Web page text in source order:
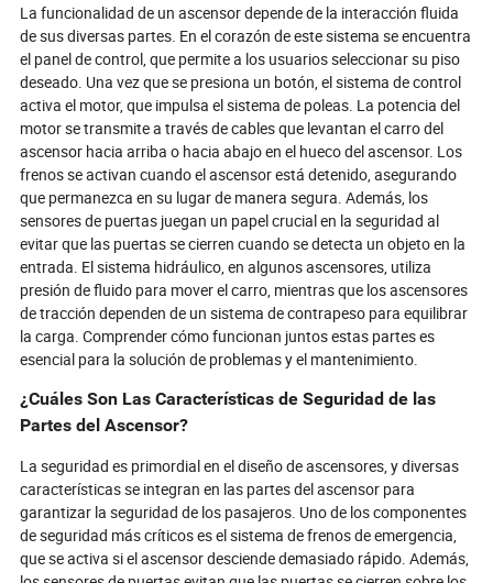
La funcionalidad de un ascensor depende de la interacción fluida
de sus diversas partes. En el corazón de este sistema se encuentra
el panel de control, que permite a los usuarios seleccionar su piso
deseado. Una vez que se presiona un botón, el sistema de control
activa el motor, que impulsa el sistema de poleas. La potencia del
motor se transmite a través de cables que levantan el carro del
ascensor hacia arriba o hacia abajo en el hueco del ascensor. Los
frenos se activan cuando el ascensor está detenido, asegurando
que permanezca en su lugar de manera segura. Además, los
sensores de puertas juegan un papel crucial en la seguridad al
evitar que las puertas se cierren cuando se detecta un objeto en la
entrada. El sistema hidráulico, en algunos ascensores, utiliza
presión de fluido para mover el carro, mientras que los ascensores
de tracción dependen de un sistema de contrapeso para equilibrar
la carga. Comprender cómo funcionan juntos estas partes es
esencial para la solución de problemas y el mantenimiento.
¿Cuáles Son Las Características de Seguridad de las
Partes del Ascensor?
La seguridad es primordial en el diseño de ascensores, y diversas
características se integran en las partes del ascensor para
garantizar la seguridad de los pasajeros. Uno de los componentes
de seguridad más críticos es el sistema de frenos de emergencia,
que se activa si el ascensor desciende demasiado rápido. Además,